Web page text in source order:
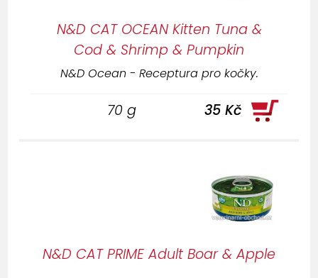
N&D CAT OCEAN Kitten Tuna &
Cod & Shrimp & Pumpkin
N&D Ocean - Receptura pro kočky.
70 g 35 Kč
N&D CAT PRIME Adult Boar & Apple